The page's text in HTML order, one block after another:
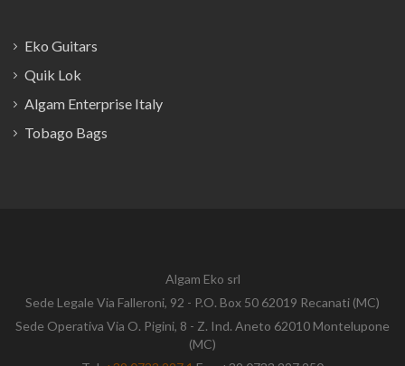
Eko Guitars
Quik Lok
Algam Enterprise Italy
Tobago Bags
Algam Eko srl
Sede Legale Via Falleroni, 92 - P.O. Box 50 62019 Recanati (MC)
Sede Operativa Via O. Pigini, 8 - Z. Ind. Aneto 62010 Montelupone
(MC)